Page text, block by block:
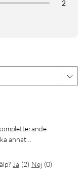
2
annat…
Ja (2) Nej (0)